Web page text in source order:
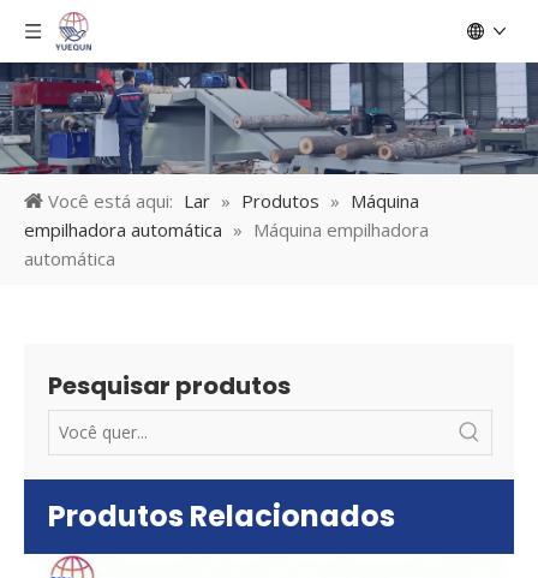
Você está aqui: Lar » Produtos » Máquina
empilhadora automática » Máquina empilhadora
automática
Pesquisar produtos
Produtos Relacionados